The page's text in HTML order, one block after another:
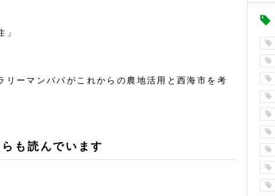
」
リーマンパパがこれからの農地活用と西海市を考
も読んでいます